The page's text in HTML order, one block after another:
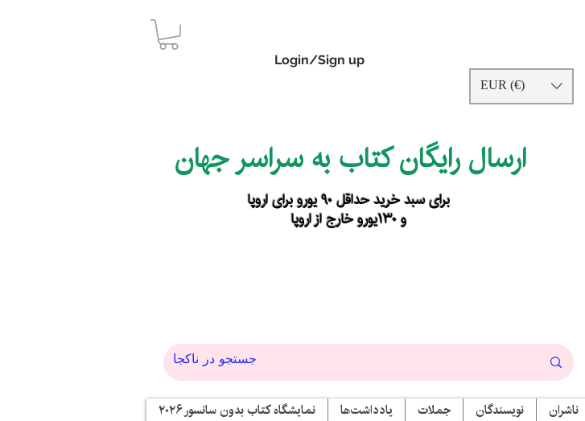
Login/Sign up
EUR (€)
ارسال رایگان کتاب به سراسر جهان
برای سبد خرید حداقل ۹۰ یورو برای اروپا
و ۱۳۰یورو خارج از اروپا
ناشران نویسندگان جملات یادداشت‌ها نمایشگاه کتاب بدون سانسور ۲۰۲۶